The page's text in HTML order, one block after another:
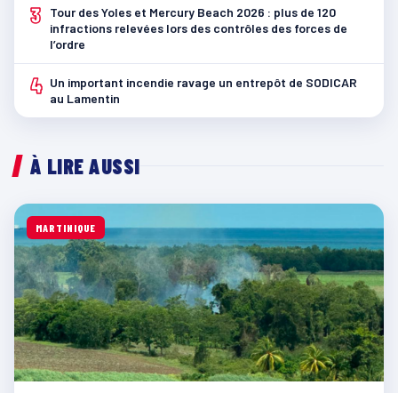
3
Tour des Yoles et Mercury Beach 2026 : plus de 120
infractions relevées lors des contrôles des forces de
l’ordre
4 Un important incendie ravage un entrepôt de SODICAR
au Lamentin
À LIRE AUSSI
MARTINIQUE